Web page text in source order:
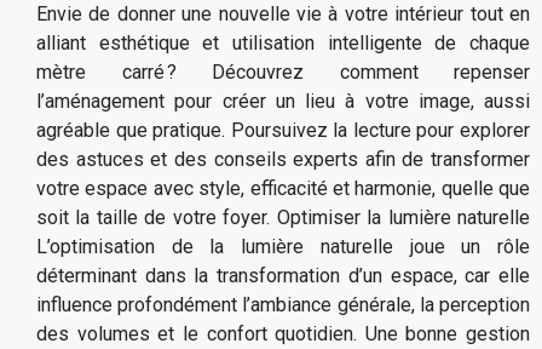
Envie de donner une nouvelle vie à votre intérieur tout en
alliant esthétique et utilisation intelligente de chaque
mètre carré ? Découvrez comment repenser
l’aménagement pour créer un lieu à votre image, aussi
agréable que pratique. Poursuivez la lecture pour explorer
des astuces et des conseils experts afin de transformer
votre espace avec style, efficacité et harmonie, quelle que
soit la taille de votre foyer. Optimiser la lumière naturelle
L’optimisation de la lumière naturelle joue un rôle
déterminant dans la transformation d’un espace, car elle
influence profondément l’ambiance générale, la perception
des volumes et le confort quotidien. Une bonne gestion